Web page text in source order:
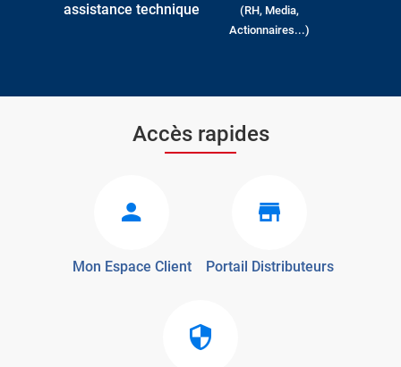
assistance technique
(RH, Media,
Actionnaires...)
Accès rapides
Mon Espace Client Portail Distributeurs